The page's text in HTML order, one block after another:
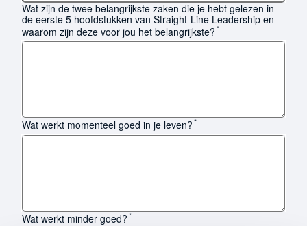
Wat zijn de twee belangrijkste zaken die je hebt gelezen in
de eerste 5 hoofdstukken van Straight-Line Leadership en
waarom zijn deze voor jou het belangrijkste? *
Wat werkt momenteel goed in je leven? *
Wat werkt minder goed? *